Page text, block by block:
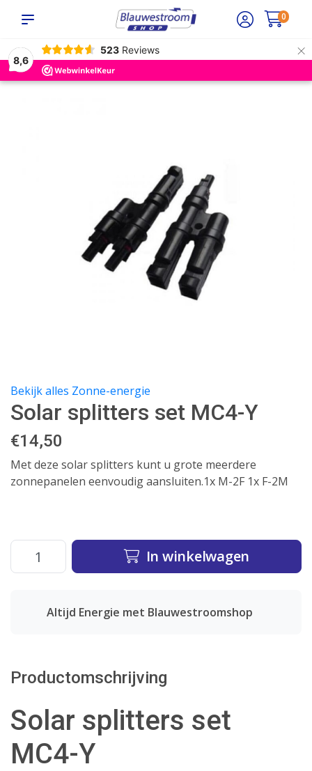
8,6
523 Reviews ×
0
Bekijk alles Zonne-energie
Solar splitters set MC4-Y
€14,50
Met deze solar splitters kunt u grote meerdere
zonnepanelen eenvoudig aansluiten.1x M-2F 1x F-2M
In winkelwagen
Altijd Energie met Blauwestroomshop
Productomschrijving
Solar splitters set
MC4-Y